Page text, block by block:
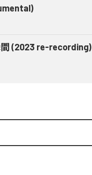
(2023 re-recording)